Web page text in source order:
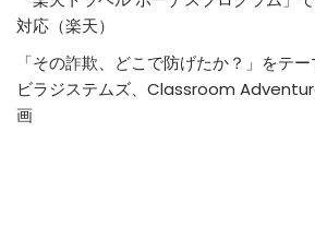
対応（楽天）
「その詐欺、どこで防げたか？」をテ
ビラジステムズ、Classroom
画